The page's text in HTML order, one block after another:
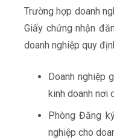
Trường hợp doanh
Giấy chứng nhận
doanh nghiệp quy
Doanh nghiệp
kinh doanh nơi
Phòng Đăng
nghiệp cho